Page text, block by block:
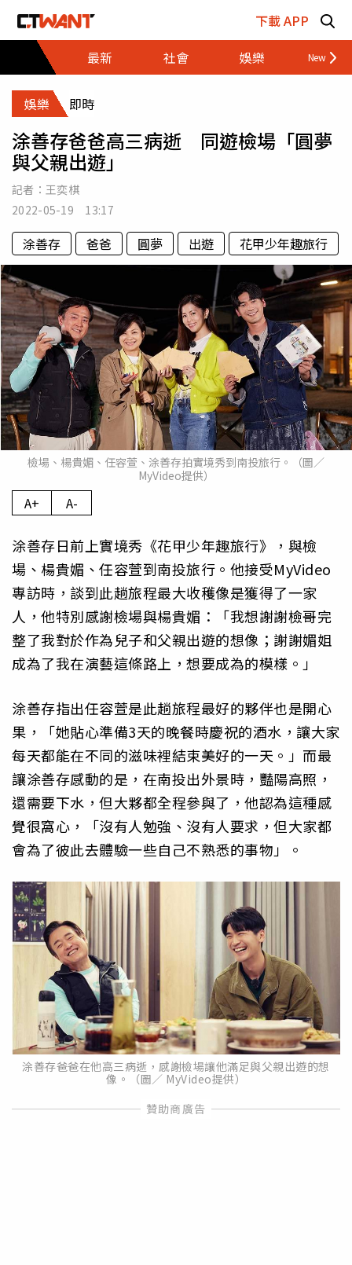
下載 APP
最新
社會 娛樂 財經
娛樂 即時
涂善存爸爸高三病逝 同遊檢場「圓夢
與父親出遊」
記者： 王奕棋
2022-05-19 13:17
涂善存 爸爸 圓夢 出遊 花甲少年趣旅行
檢場、楊貴媚、任容萱、涂善存拍實境秀到南投旅行。（圖／
MyVideo提供）
A+ A-
涂善存日前上實境秀《花甲少年趣旅行》，與檢
場、楊貴媚、任容萱到南投旅行。他接受MyVideo
專訪時，談到此趟旅程最大收穫像是獲得了一家
人，他特別感謝檢場與楊貴媚：「我想謝謝檢哥完
整了我對於作為兒子和父親出遊的想像；謝謝媚姐
成為了我在演藝這條路上，想要成為的模樣。」
涂善存指出任容萱是此趟旅程最好的夥伴也是開心
果，「她貼心準備3天的晚餐時慶祝的酒水，讓大家
每天都能在不同的滋味裡結束美好的一天。」而最
讓涂善存感動的是，在南投出外景時，豔陽高照，
還需要下水，但大夥都全程參與了，他認為這種感
覺很窩心，「沒有人勉強、沒有人要求，但大家都
會為了彼此去體驗一些自己不熟悉的事物」。
涂善存爸爸在他高三病逝，感謝檢場讓他滿足與父親出遊的想
像。（圖／ MyVideo提供）